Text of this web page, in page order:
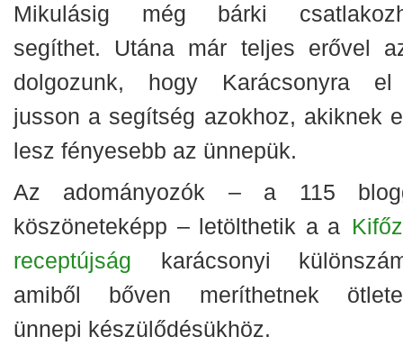
Mikulásig még bárki
segíthet. Utána már teljes erővel
dolgozunk, hogy Karácsonyra
jusson a segítség azokhoz, akiknek
lesz fényesebb az ünnepük.
Az adományozók – a 115
köszöneteképp – letölthetik a a
receptújság
karácsonyi
amiből bőven meríthetnek
ünnepi készülődésükhöz.